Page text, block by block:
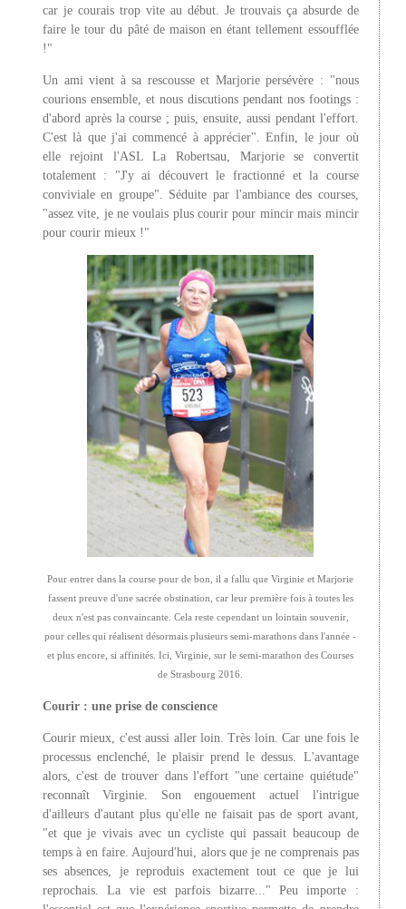
car je courais trop vite au début. Je trouvais ça absurde de
faire le tour du pâté de maison en étant tellement essoufflée
!"
Un ami vient à sa rescousse et Marjorie persévère : "nous
courions ensemble, et nous discutions pendant nos footings :
d'abord après la course ; puis, ensuite, aussi pendant l'effort.
C'est là que j'ai commencé à apprécier". Enfin, le jour où
elle rejoint l'ASL La Robertsau, Marjorie se convertit
totalement : "J'y ai découvert le fractionné et la course
conviviale en groupe". Séduite par l'ambiance des courses,
"assez vite, je ne voulais plus courir pour mincir mais mincir
pour courir mieux !"
Pour entrer dans la course pour de bon, il a fallu que Virginie et Marjorie
fassent preuve d'une sacrée obstination, car leur première fois à toutes les
deux n'est pas convaincante. Cela reste cependant un lointain souvenir,
pour celles qui réalisent désormais plusieurs semi-marathons dans l'année -
et plus encore, si affinités. Ici, Virginie, sur le semi-marathon des Courses
de Strasbourg 2016.
Courir : une prise de conscience
Courir mieux, c'est aussi aller loin. Très loin. Car une fois le
processus enclenché, le plaisir prend le dessus. L'avantage
alors, c'est de trouver dans l'effort "une certaine quiétude"
reconnaît Virginie. Son engouement actuel l'intrigue
d'ailleurs d'autant plus qu'elle ne faisait pas de sport avant,
"et que je vivais avec un cycliste qui passait beaucoup de
temps à en faire. Aujourd'hui, alors que je ne comprenais pas
ses absences, je reproduis exactement tout ce que je lui
reprochais. La vie est parfois bizarre..." Peu importe :